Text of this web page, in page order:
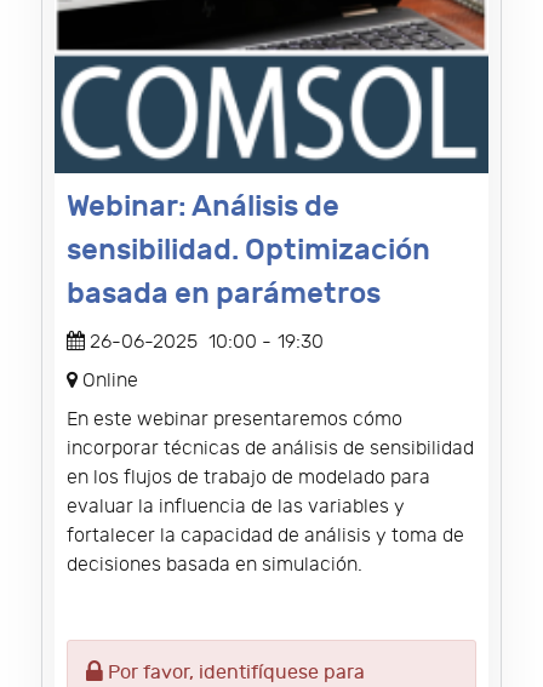
Webinar: Análisis de
sensibilidad. Optimización
basada en parámetros
26-06-2025 10:00 - 19:30
Online
En este webinar presentaremos cómo
incorporar técnicas de análisis de sensibilidad
en los flujos de trabajo de modelado para
evaluar la influencia de las variables y
fortalecer la capacidad de análisis y toma de
decisiones basada en simulación.
Por favor, identifíquese para